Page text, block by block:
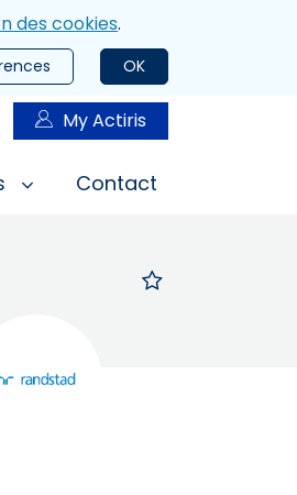
des cookies.
OK
RechercherMy Actiris
Contact